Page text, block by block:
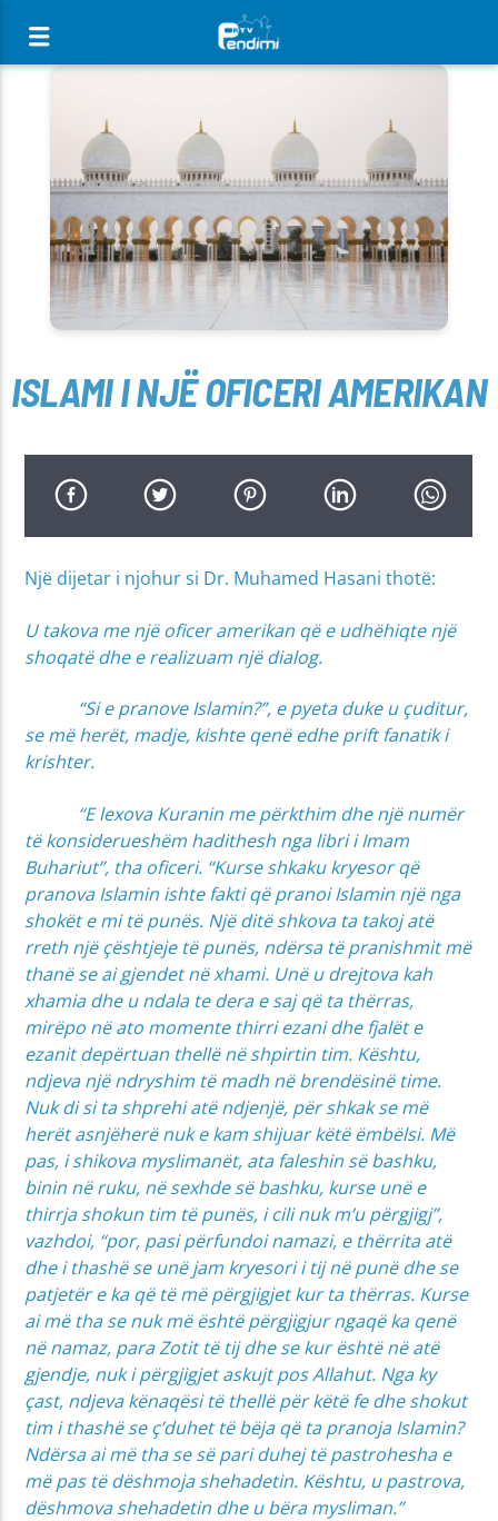
ISLAMI I NJË OFICERI AMERIKAN
Një dijetar i njohur si Dr. Muhamed Hasani thotë:
U takova me një oficer amerikan që e udhëhiqte një
shoqatë dhe e realizuam një dialog.
“Si e pranove Islamin?”, e pyeta duke u çuditur,
se më herët, madje, kishte qenë edhe prift fanatik i
krishter.
“E lexova Kuranin me përkthim dhe një numër
të konsiderueshëm hadithesh nga libri i Imam
Buhariut”, tha oficeri. “Kurse shkaku kryesor që
pranova Islamin ishte fakti që pranoi Islamin një nga
shokët e mi të punës. Një ditë shkova ta takoj atë
rreth një çështjeje të punës, ndërsa të pranishmit më
thanë se ai gjendet në xhami. Unë u drejtova kah
xhamia dhe u ndala te dera e saj që ta thërras,
mirëpo në ato momente thirri ezani dhe fjalët e
ezanit depërtuan thellë në shpirtin tim. Kështu,
ndjeva një ndryshim të madh në brendësinë time.
Nuk di si ta shprehi atë ndjenjë, për shkak se më
herët asnjëherë nuk e kam shijuar këtë ëmbëlsi. Më
pas, i shikova myslimanët, ata faleshin së bashku,
binin në ruku, në sexhde së bashku, kurse unë e
thirrja shokun tim të punës, i cili nuk m’u përgjigj”,
vazhdoi, “por, pasi përfundoi namazi, e thërrita atë
dhe i thashë se unë jam kryesori i tij në punë dhe se
patjetër e ka që të më përgjigjet kur ta thërras. Kurse
ai më tha se nuk më është përgjigjur ngaqë ka qenë
në namaz, para Zotit të tij dhe se kur është në atë
gjendje, nuk i përgjigjet askujt pos Allahut. Nga ky
çast, ndjeva kënaqësi të thellë për këtë fe dhe shokut
tim i thashë se ç’duhet të bëja që ta pranoja Islamin?
Ndërsa ai më tha se së pari duhej të pastrohesha e
më pas të dëshmoja shehadetin. Kështu, u pastrova,
dëshmova shehadetin dhe u bëra mysliman.”